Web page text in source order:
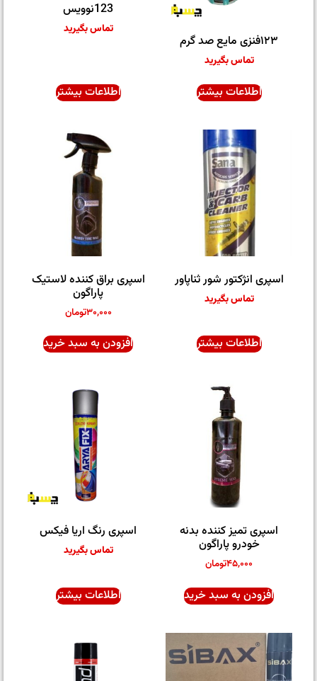
تماس بگیرید
اطلاعات بیشتر
123نوویس
تماس بگیرید
اطلاعات بیشتر
اسپری انژکتور شور ثناپاور
تماس بگیرید
اطلاعات بیشتر
اسپری براق کننده لاستیک
پاراگون
۳۰,۰۰۰تومان
افزودن به سبد خرید
اسپری تمیز کننده بدنه
خودرو پاراگون
۴۵,۰۰۰تومان
افزودن به سبد خرید
اسپری رنگ اریا فیکس
تماس بگیرید
اطلاعات بیشتر